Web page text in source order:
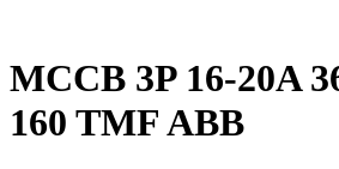
MCCB 3P 16-20A
160 TMF ABB